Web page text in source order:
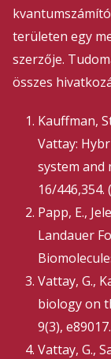
területen egy
szerzője.
összes
Kauffman,
Vattay:
system and
16/446,354.
Papp, E.,
Landauer
Vattay, G.,
biology on
9(3),
Vattay, G.,